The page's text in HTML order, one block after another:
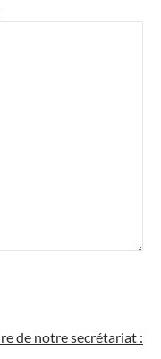
de notre secrétariat :